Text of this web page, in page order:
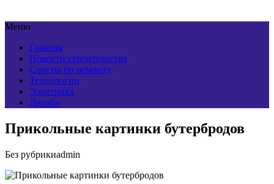
Меню
Главная
Новости строительства
Советы по ремонту
Технологии
Электрика
Дизайн
Прикольные картинки бутербродов
Без рубрикиadmin